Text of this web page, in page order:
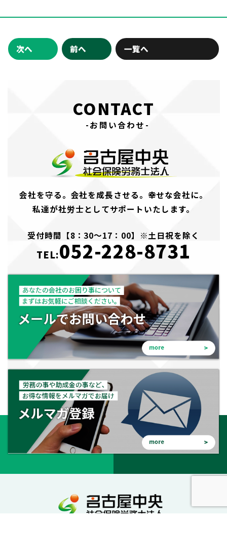
次へ 前へ 一覧へ
CONTACT
-お問い合わせ-
会社を守る。会社を成長させる。幸せな会社に。
私達が社労士としてサポートいたします。
受付時間【8：30～17：00】※土日祝を除く
TEL:052-228-8731